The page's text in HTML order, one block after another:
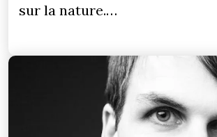
sur la nature.…